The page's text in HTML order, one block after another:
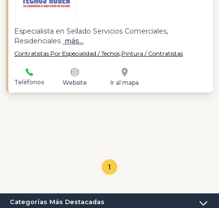
Especialista en Sellado Servicios Comerciales,
Residenciales más...
Contratistas Por Especialidad / Techos,Pintura / Contratistas
Teléfonos Website Ir al mapa
1
Categorías Más Destacadas